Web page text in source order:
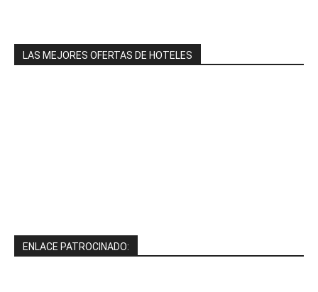
LAS MEJORES OFERTAS DE HOTELES
ENLACE PATROCINADO: